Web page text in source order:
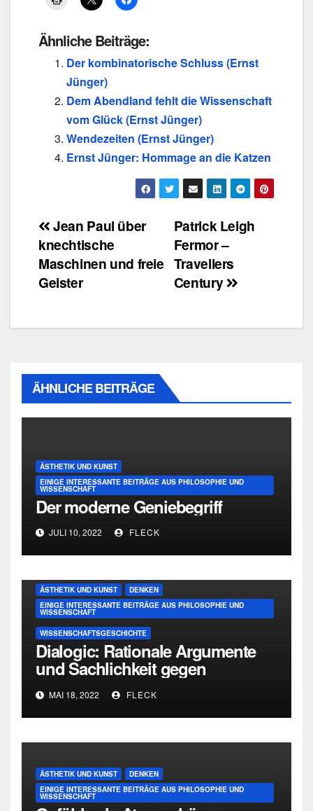
Ähnliche Beiträge:
Der kombinatorische Schluss (Ernst
Jünger)
Dem Abendland fehlt die Wissenschaft
vom Glück (Ernst Jünger)
Wendezeiten (Ernst Jünger)
Ernst Jünger: Hommage an die Katzen
Beitragsnavigation
Patrick Leigh
Fermor –
Travellers
Century
Jean Paul über
knechtische
Maschinen und freie
Geister
ÄHNLICHE BEITRÄGE
ÄSTHETIK UND KUNST
EINIGE INTERESSANTE BEITRÄGE AUS PHILOSOPHIE UND
WISSENSCHAFT
Der moderne Geniebegriff
JULI 10, 2022 FLECK
ÄSTHETIK UND KUNST
DENKEN
EINIGE INTERESSANTE BEITRÄGE AUS PHILOSOPHIE UND
WISSENSCHAFT
WISSENSCHAFTSGESCHICHTE
Dialogic: Rationale Argumente
und Sachlichkeit gegen
Personenkult und
Genieverehrung
MAI 18, 2022 FLECK
ÄSTHETIK UND KUNST
DENKEN
EINIGE INTERESSANTE BEITRÄGE AUS PHILOSOPHIE UND
WISSENSCHAFT